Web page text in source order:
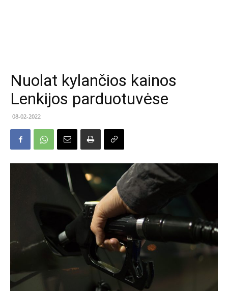
Nuolat kylančios kainos
Lenkijos parduotuvėse
08-02-2022